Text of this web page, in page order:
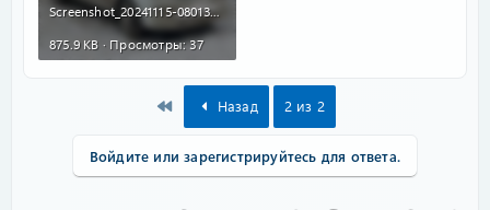
Screenshot_20241115-080137.jpg
875.9 KB · Просмотры: 37
First Назад 2 из 2
Войдите или зарегистрируйтесь для ответа.